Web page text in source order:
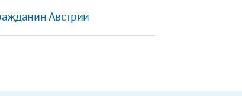
Австрии